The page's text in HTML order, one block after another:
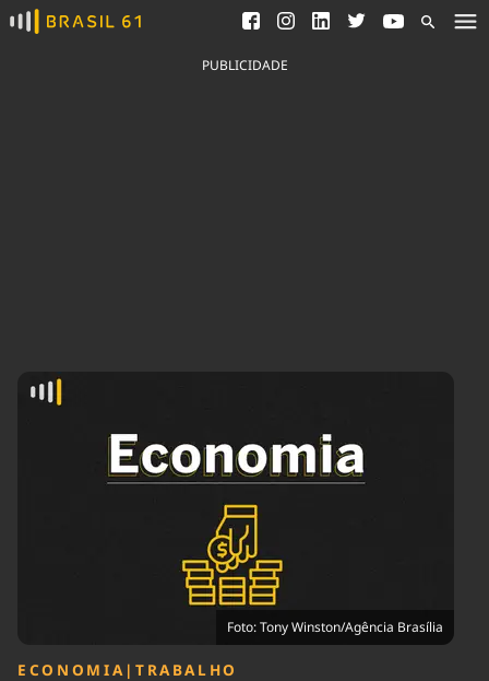
Ver todas as notícias
Saneamento
Indicadores
Agronegócios
Economia
Educação
Infraestrutura
Internacional
Podcast
Política
Saúde
PUBLICIDADE
Foto: Tony Winston/Agência Brasília
ECONOMIA | TRABALHO